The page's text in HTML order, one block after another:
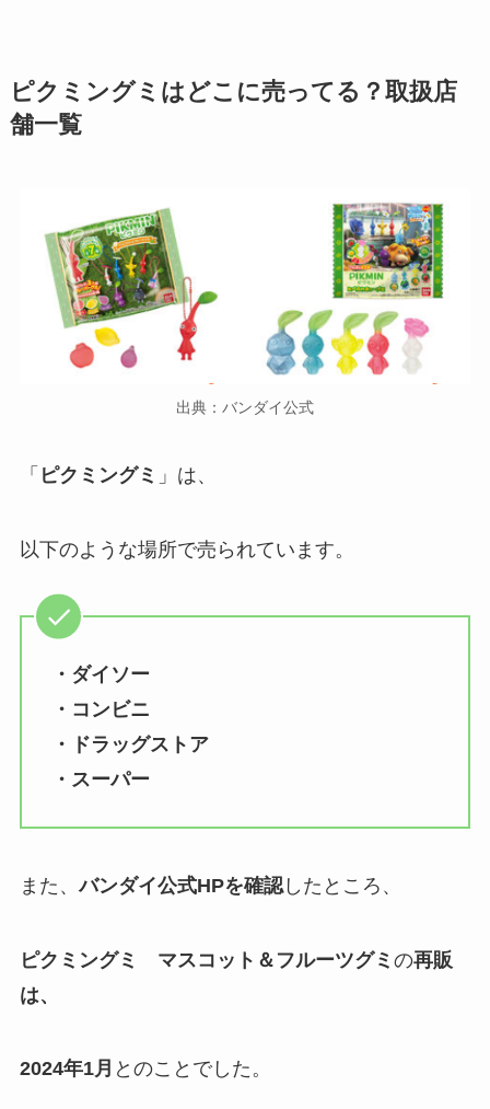
ピクミングミはどこに売ってる？取扱店
舗一覧
出典：バンダイ公式
「 ピクミングミ 」は、
以下のような場所で売られています。
・ダイソー
・コンビニ
・ドラッグストア
・スーパー
また、バンダイ公式HPを確認したところ、
ピクミングミ マスコット＆フルーツグミ の再販
は、
2024年1月 とのことでした。